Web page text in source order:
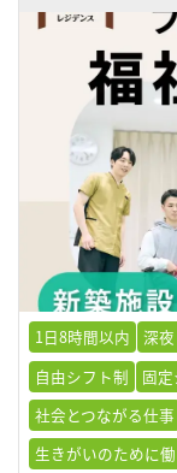
1日8時間以内 深
自由シフト制
固
社会とつながる仕事
生きがいのために働